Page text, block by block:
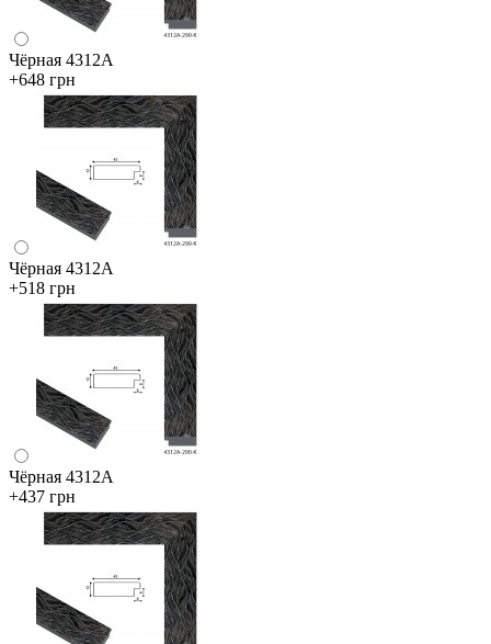
Чёрная 4312А
+648 грн
Чёрная 4312А
+518 грн
Чёрная 4312А
+437 грн